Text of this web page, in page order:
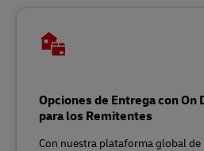
Opciones de Entrega con
para los Remitentes
Con nuestra plataforma global